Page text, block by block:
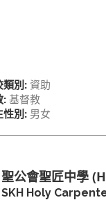
類別:資助
:基督教
性別:男女
聖公會聖匠中學
SKH Holy